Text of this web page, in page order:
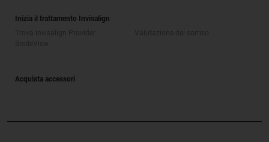
Inizia il trattamento Invisalign
Acquista accessori